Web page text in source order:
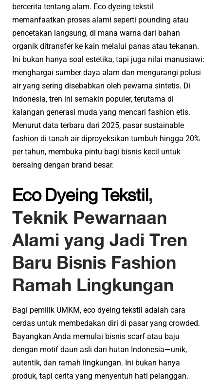
bercerita tentang alam. Eco dyeing tekstil
memanfaatkan proses alami seperti pounding atau
pencetakan langsung, di mana warna dari bahan
organik ditransfer ke kain melalui panas atau tekanan.
Ini bukan hanya soal estetika, tapi juga nilai manusiawi:
menghargai sumber daya alam dan mengurangi polusi
air yang sering disebabkan oleh pewarna sintetis. Di
Indonesia, tren ini semakin populer, terutama di
kalangan generasi muda yang mencari fashion etis.
Menurut data terbaru dari 2025, pasar sustainable
fashion di tanah air diproyeksikan tumbuh hingga 20%
per tahun, membuka pintu bagi bisnis kecil untuk
bersaing dengan brand besar.
Eco Dyeing Tekstil,
Teknik Pewarnaan
Alami yang Jadi Tren
Baru Bisnis Fashion
Ramah Lingkungan
Bagi pemilik UMKM, eco dyeing tekstil adalah cara
cerdas untuk membedakan diri di pasar yang crowded.
Bayangkan Anda memulai bisnis scarf atau baju
dengan motif daun asli dari hutan Indonesia—unik,
autentik, dan ramah lingkungan. Ini bukan hanya
produk, tapi cerita yang menyentuh hati pelanggan.